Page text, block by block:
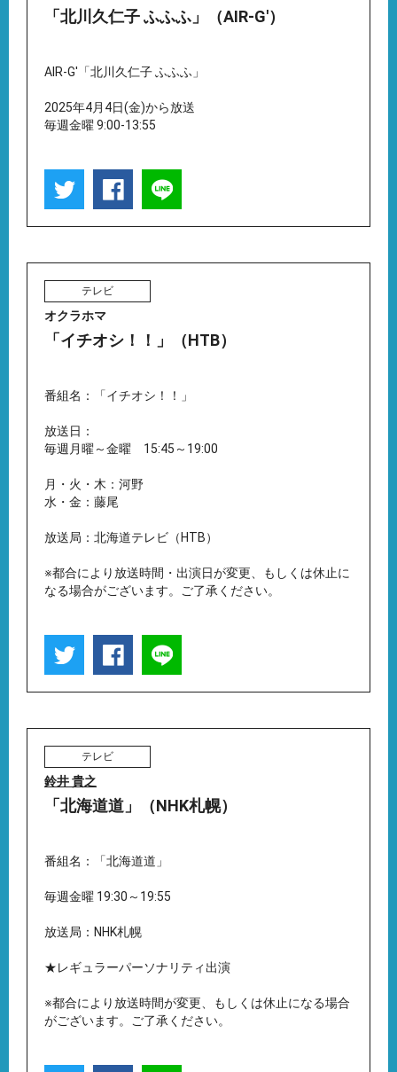
「北川久仁子 ふふふ」（AIR-G'）
AIR-G'「北川久仁子 ふふふ」
2025年4月4日(金)から放送
毎週金曜 9:00-13:55
テレビ
オクラホマ
「イチオシ！！」（HTB）
番組名：「イチオシ！！」
放送日：
毎週月曜～金曜 15:45～19:00
月・火・木：河野
水・金：藤尾
放送局：北海道テレビ（HTB）
※都合により放送時間・出演日が変更、もしくは休止に
なる場合がございます。ご了承ください。
テレビ
鈴井 貴之
「北海道道」（NHK札幌）
番組名：「北海道道」
毎週金曜 19:30～19:55
放送局：NHK札幌
★レギュラーパーソナリティ出演
※都合により放送時間が変更、もしくは休止になる場合
がございます。ご了承ください。